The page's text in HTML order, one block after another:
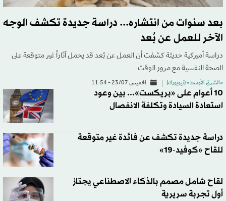
بعد سنوات من انتشاره... دراسة جديدة تكشف الوجه
الآخر للعمل عن بُعد
دراسة أميركية حديثة كشفت أن العمل عن بُعد قد يحمل آثاراً غير متوقعة على
الصحة النفسية مع مرور الوقت
«الشرق الأوسط» (نيويورك) الخميس 23/07 - 11:54
10 أعوام على «بريكست»... بين وعود
استعادة السيادة وتكلفة الانفصال
دراسة جديدة تكشف عن فائدة غير متوقعة
للقاح «كوفيد-19»
لقاح شامل مصمم بالذكاء الاصطناعي يجتاز
أول تجربة سريرية